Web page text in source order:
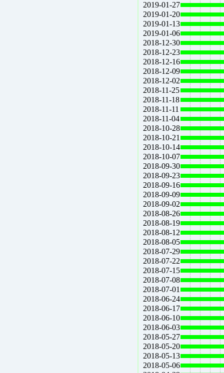
2019-01-27
2019-01-20
2019-01-13
2019-01-06
2018-12-30
2018-12-23
2018-12-16
2018-12-09
2018-12-02
2018-11-25
2018-11-18
2018-11-11
2018-11-04
2018-10-28
2018-10-21
2018-10-14
2018-10-07
2018-09-30
2018-09-23
2018-09-16
2018-09-09
2018-09-02
2018-08-26
2018-08-19
2018-08-12
2018-08-05
2018-07-29
2018-07-22
2018-07-15
2018-07-08
2018-07-01
2018-06-24
2018-06-17
2018-06-10
2018-06-03
2018-05-27
2018-05-20
2018-05-13
2018-05-06